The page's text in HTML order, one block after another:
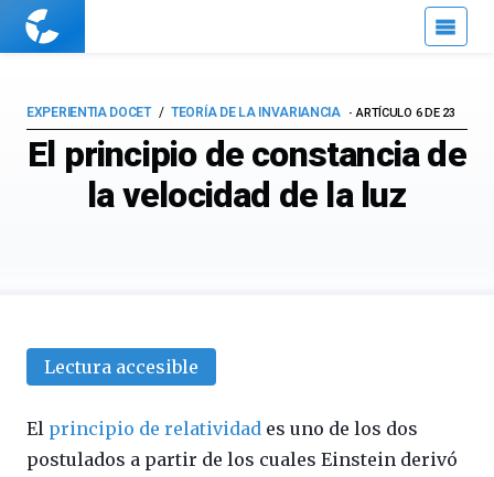
Cuaderno
El principio de constancia de
la velocidad de la luz
EXPERIENTIA DOCET TEORÍA DE LA INVARIANCIA ARTÍCULO 6 DE 23
Lectura accesible
El principio de relatividad es uno de los dos
postulados a partir de los cuales Einstein derivó